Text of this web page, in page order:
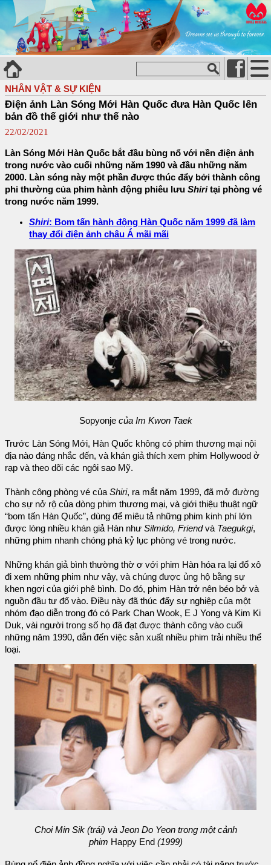
NHÂN VẬT & SỰ KIỆN
Điện ảnh Làn Sóng Mới Hàn Quốc đưa Hàn Quốc lên
bản đồ thế giới như thế nào
22/02/2021
Làn Sóng Mới Hàn Quốc bắt đầu bùng nổ với nền điện ảnh
trong nước vào cuối những năm 1990 và đầu những năm
2000. Làn sóng này một phần được thúc đẩy bởi thành công
phi thường của phim hành động phiêu lưu Shiritại phòng vé
trong nước năm 1999.
Shiri: Bom tấn hành động Hàn Quốc năm 1999 đã làm
thay đổi điện ảnh châu Á mãi mãi
Sopyonje của Im Kwon Taek
Trước Làn Sóng Mới, Hàn Quốc không có phim thương mại nội
địa nào đáng nhắc đến, và khán giả thích xem phim Hollywood ở
rạp và theo dõi các ngôi sao Mỹ.
Thành công phòng vé của Shiri, ra mắt năm 1999, đã mở đường
cho sự nở rộ của dòng phim thương mại, và giới thiệu thuật ngữ
“bom tấn Hàn Quốc”, dùng để miêu tả những phim kinh phí lớn
được lòng nhiều khán giả Hàn như Silmido, Friendvà Taegukgi,
những phim nhanh chóng phá kỷ lục phòng vé trong nước.
Những khán giả bình thường thờ ơ với phim Hàn hóa ra lại đổ xô
đi xem những phim như vậy, và chúng được ủng hộ bằng sự
khen ngợi của giới phê bình. Do đó, phim Hàn trở nên béo bở và
nguồn đầu tư đổ vào. Điều này đã thúc đẩy sự nghiệp của một
nhóm đạo diễn trong đó có Park Chan Wook, E J Yong và Kim Ki
Duk, vài người trong số họ đã đạt được thành công vào cuối
những năm 1990, dẫn đến việc sản xuất nhiều phim trải nhiều thể
loại.
Choi Min Sik (trái) và Jeon Do Yeon trong một cảnh
phim Happy End (1999)